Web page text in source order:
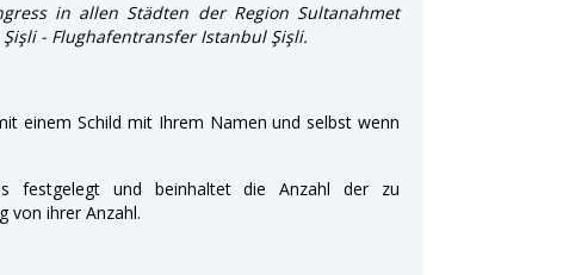
in allen Städten der Region Sultanahmet
- Flughafentransfer Istanbul Şişli.
einem Schild mit Ihrem Namen und selbst wenn
festgelegt und beinhaltet die Anzahl der zu
von ihrer Anzahl.